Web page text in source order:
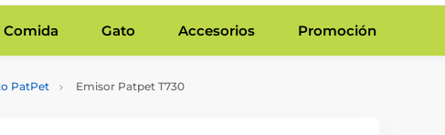
Comida Gato Accesorios Promoción
PatPet Emisor Patpet T730